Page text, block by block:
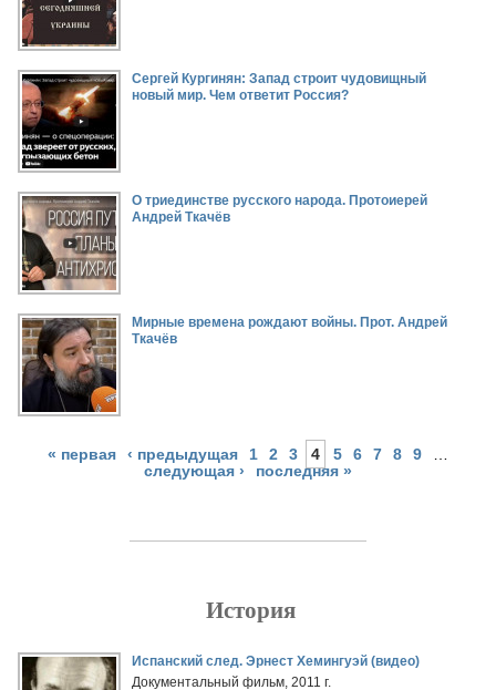
Сергей Кургинян: Запад строит чудовищный
новый мир. Чем ответит Россия?
О триединстве русского народа. Протоиерей
Андрей Ткачёв
Мирные времена рождают войны. Прот. Андрей
Ткачёв
« первая ‹ предыдущая 1 2 3 4 5 6 7 8 9
следующая ›
последняя »
История
Испанский след. Эрнест Хемингуэй (видео)
Документальный фильм, 2011 г.
Страницы